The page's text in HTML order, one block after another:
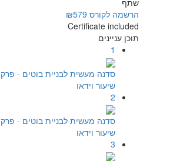
שתף
הרשמה לקורס ₪579
Certificate included
תוכן עניינים
1
סדנה מעשית לבניית בוטים - פרק 1
שיעור וידאו
2
סדנה מעשית לבניית בוטים - פרק 2
שיעור וידאו
3